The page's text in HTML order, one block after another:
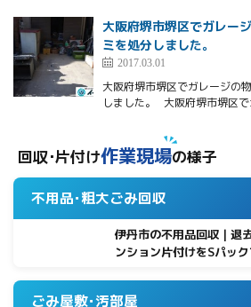
大阪府堺市堺区でガレー
ミを処分しました。
2017.03.01
大阪府堺市堺区でガレージの
しました。 大阪府堺市堺区
回収･片付け作業現場の様子
不用品･粗大ごみ回収
伊丹市の不用品回収｜退
ンション片付けをSパッ
ごみ屋敷･汚部屋